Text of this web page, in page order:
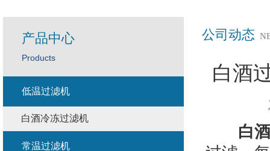
公司动态
白酒
白
产品中心
Products
低温过滤机
白酒冷冻过滤机
常温过滤机